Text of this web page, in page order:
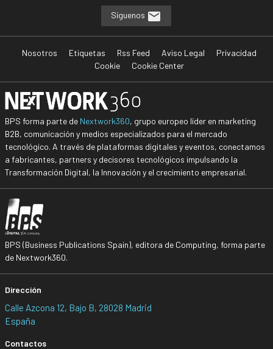
Síguenos
Nosotros Etiquetas Rss Feed Aviso Legal
Privacidad
Cookie
Cookie Center
BPS forma parte de Nextwork360, grupo europeo líder en marketing
B2B, comunicación y medios especializados para el mercado
tecnológico. A través de plataformas digitales y eventos, conectamos
a fabricantes, partners y decisores tecnológicos impulsando la
Transformación Digital, la Innovación y el crecimiento empresarial.
BPS (Business Publications Spain), editora de Computing, forma parte
de Nextwork360.
Dirección
Calle Azcona 12, Bajo B, 28028 Madrid
España
Contactos